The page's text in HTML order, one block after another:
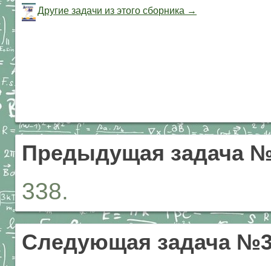
Другие задачи из этого сборника →
Предыдущая задача
338.
Следующая задача